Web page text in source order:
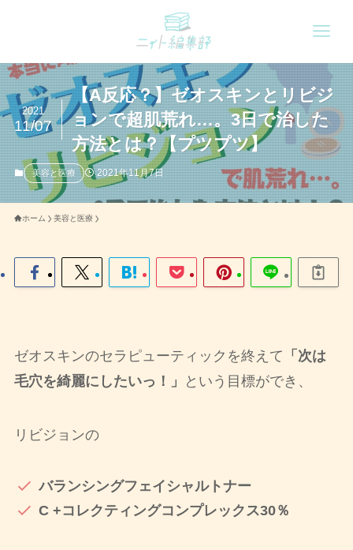
【A反応？】ゼオスキンとリビジ
ョンで超肌荒れ…。3日で治した
方法とは？【プツプツ】
2021
11/07
美容と医療 2021年11月7日
ホーム 美容と医療
ゼオスキンのセラピューティックを終えて 「次は
毛穴を綺麗にしたいっ！」
という目標ができ、
リビジョンの
バランシングフェイシャルトナー
C +コレクティングコンプレックス30％